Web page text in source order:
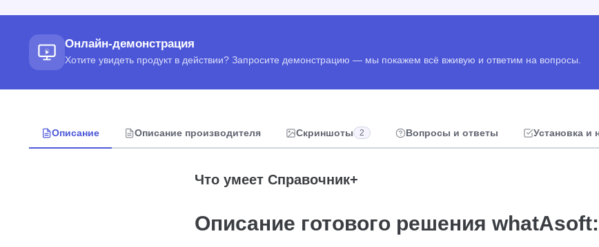
Онлайн-демонстрация
Хотите увидеть продукт в действии? Запросите демонстрацию — мы покажем всё вживую и ответим на вопросы.
Описание Описание производителя Скриншоты 2 Вопросы и ответы Установка и
Что умеет Справочник+
Описание готового решения